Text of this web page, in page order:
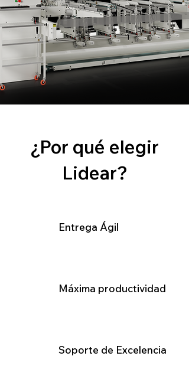
¿Por qué elegir
Lidear?
Entrega Ágil
Máxima productividad
Soporte de Excelencia